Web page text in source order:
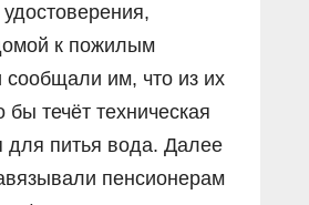
к пожилым
сообщали им, что из их
бы течёт техническая
для питья вода. Далее
пенсионерам